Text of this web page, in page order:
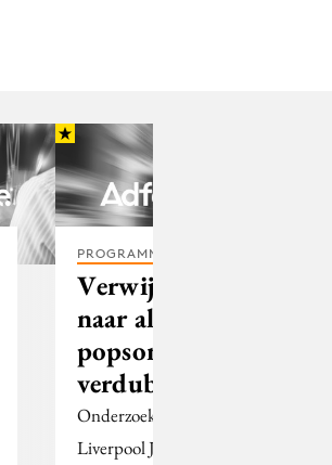
PROGRAMMATIC
Verwijzingen
naar alcohol in
popsongs
verdubbeld
Onderzoekers van de
Liverpool John Moores